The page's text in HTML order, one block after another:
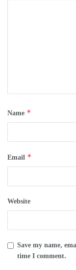
Name *
Email *
Website
Save my name,
time I comment.